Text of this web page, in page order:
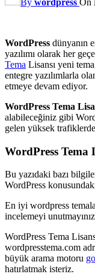
WordPress dünyanın
yazılımı olarak her
Tema Lisansı yeni
entegre yazılımlarla
etmeye devam ediyor.
WordPress Tema
alabileceğiniz gibi
gelen yüksek
WordPress Tema
Bu yazıdaki bazı
WordPress
En iyi wordpress
incelemeyi
WordPress Tema
wordpresstema.com
büyük arama motoru
hatırlatmak isteriz.